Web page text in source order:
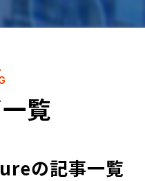
覧
の記事一覧